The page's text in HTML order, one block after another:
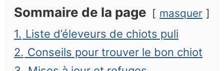
Sommaire de la page masquer
1. Liste d’éleveurs de chiots puli
2. Conseils pour trouver le bon chiot